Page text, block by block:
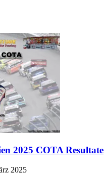
2025 COTA Resultate
2025